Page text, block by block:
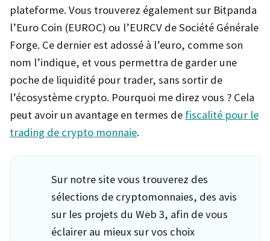
plateforme. Vous trouverez également sur Bitpanda
l’Euro Coin (EUROC) ou l’EURCV de Société Générale
Forge. Ce dernier est adossé à l’euro, comme son
nom l’indique, et vous permettra de garder une
poche de liquidité pour trader, sans sortir de
l’écosystème crypto. Pourquoi me direz vous ? Cela
peut avoir un avantage en termes de fiscalité pour le
trading de crypto monnaie.
Sur notre site vous trouverez des
sélections de cryptomonnaies, des avis
sur les projets du Web 3, afin de vous
éclairer au mieux sur vos choix